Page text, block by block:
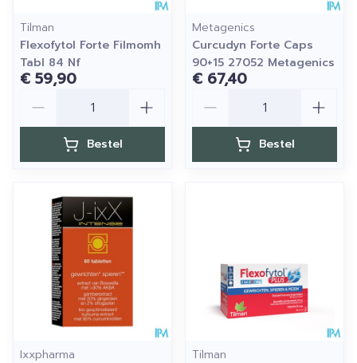
Tilman
Flexofytol Forte Filmomh
Tabl 84 Nf
€ 59,90
Bestel
Metagenics
Curcudyn Forte Caps
90+15 27052 Metagenics
€ 67,40
Bestel
Ixxpharma
Tilman